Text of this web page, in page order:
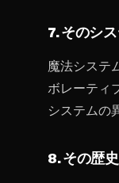
7. そのシ
魔法システ
ボレーティ
システムの
8. その歴史